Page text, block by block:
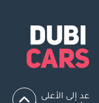
عد إلى الأعلى